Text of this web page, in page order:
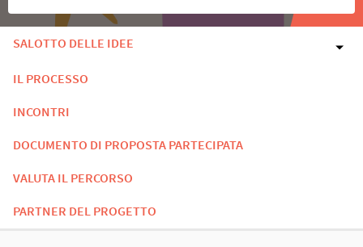
SALOTTO DELLE IDEE
IL PROCESSO
INCONTRI
DOCUMENTO DI PROPOSTA PARTECIPATA
VALUTA IL PERCORSO
PARTNER DEL PROGETTO